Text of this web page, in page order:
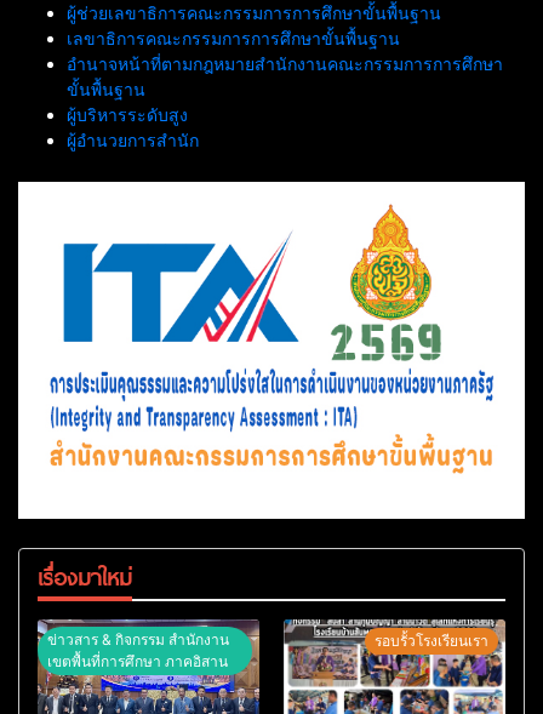
ผู้ช่วยเลขาธิการคณะกรรมการการศึกษาขั้นพื้นฐาน
เลขาธิการคณะกรรมการการศึกษาขั้นพื้นฐาน
อำนาจหน้าที่ตามกฎหมายสำนักงานคณะกรรมการการศึกษา
ขั้นพื้นฐาน
ผู้บริหารระดับสูง
ผู้อำนวยการสำนัก
เรื่องมาใหม่
ข่าวสาร & กิจกรรม สำนักงาน
เขตพื้นที่การศึกษา ภาคอิสาน
รอบรั้วโรงเรียนเรา